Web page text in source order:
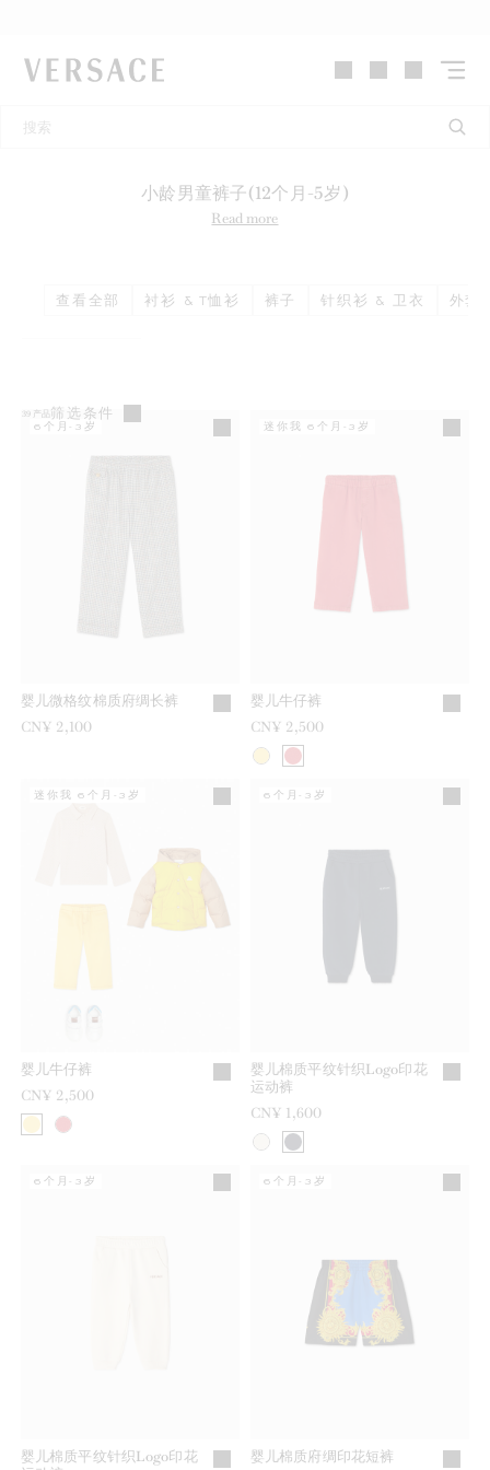
VERSACE | 主页
小龄男童裤子(12个月-5岁)
Read more
查看全部 衬衫 & T恤衫 裤子 针织衫 & 卫衣 外套
39 产品 筛选条件
婴儿微格纹棉质府绸长裤
CN¥ 2,100
6个月-3岁
婴儿牛仔裤
CN¥ 2,500
迷你我 6个月-3岁
婴儿牛仔裤
CN¥ 2,500
迷你我 6个月-3岁
婴儿棉质平纹针织Logo印花
运动裤
CN¥ 1,600
6个月-3岁
婴儿棉质平纹针织Logo印花
6个月-3岁
婴儿棉质府绸印花短裤
6个月-3岁